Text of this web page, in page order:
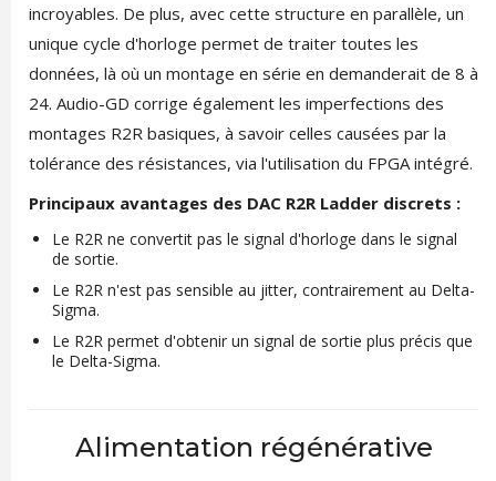
incroyables. De plus, avec cette structure en parallèle, un
unique cycle d'horloge permet de traiter toutes les
données, là où un montage en série en demanderait de 8 à
24. Audio-GD corrige également les imperfections des
montages R2R basiques, à savoir celles causées par la
tolérance des résistances, via l'utilisation du FPGA intégré.
Principaux avantages des DAC R2R Ladder discrets :
Le R2R ne convertit pas le signal d'horloge dans le signal
de sortie.
Le R2R n'est pas sensible au jitter, contrairement au Delta-
Sigma.
Le R2R permet d'obtenir un signal de sortie plus précis que
le Delta-Sigma.
Alimentation régénérative